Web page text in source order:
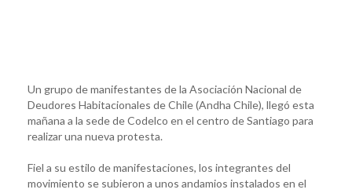
Un grupo de manifestantes de la Asociación Nacional de
Deudores Habitacionales de Chile (Andha Chile), llegó esta
mañana a la sede de Codelco en el centro de Santiago para
realizar una nueva protesta.
Fiel a su estilo de manifestaciones, los integrantes del
movimiento se subieron a unos andamios instalados en el